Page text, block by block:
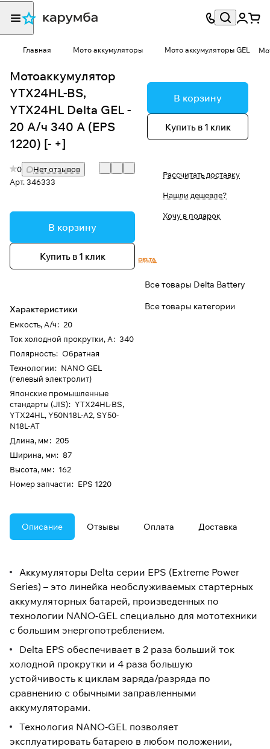
Главная Мото аккумуляторы Мото аккумуляторы GEL
Мотоаккумулятор
YTX24HL-BS,
YTX24HL Delta GEL -
20 А/ч 340 А (EPS
1220) [- +]
0
Нет отзывов
Арт.346333
В корзину
Купить в 1 клик
Характеристики
Емкость, А/ч: 20
Ток холодной прокрутки, А: 340
Полярность: Обратная
Технологии: NANO GEL
(гелевый электролит)
Японские промышленные
стандарты (JIS): YTX24HL-BS,
YTX24HL, Y50N18L-A2, SY50-
N18L-AT
Длина, мм: 205
Ширина, мм: 87
Высота, мм: 162
Номер запчасти: EPS 1220
В корзину
Купить в 1 клик
Рассчитать доставку
Нашли дешевле?
Хочу в подарок
Все товары Delta Battery
Все товары категории
Описание Отзывы Оплата Доставка
Аккумуляторы Delta серии EPS (Extreme Power
Series) – это линейка необслуживаемых стартерных
аккумуляторных батарей, произведенных по
технологии NANO-GEL специально для мототехники
с большим энергопотреблением.
Delta EPS обеспечивает в 2 раза больший ток
холодной прокрутки и 4 раза большую
устойчивость к циклам заряда/разряда по
сравнению с обычными заправленными
аккумуляторами.
Технология NANO-GEL позволяет
эксплуатировать батарею в любом положении,